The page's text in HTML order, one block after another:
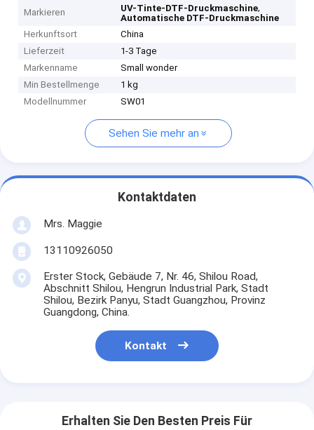
Markieren UV-Tinte-DTF-Druckmaschine,
Automatische DTF-Druckmaschine
Herkunftsort
China
Lieferzeit
1-3 Tage
Markenname
Small wonder
Min Bestellmenge
1 kg
Modellnummer
SW01
Sehen Sie mehr an
Kontaktdaten
Mrs. Maggie
13110926050
Erster Stock, Gebäude 7, Nr. 46, Shilou Road,
Abschnitt Shilou, Hengrun Industrial Park, Stadt
Shilou, Bezirk Panyu, Stadt Guangzhou, Provinz
Guangdong, China.
Kontakt
Erhalten Sie Den Besten Preis Für